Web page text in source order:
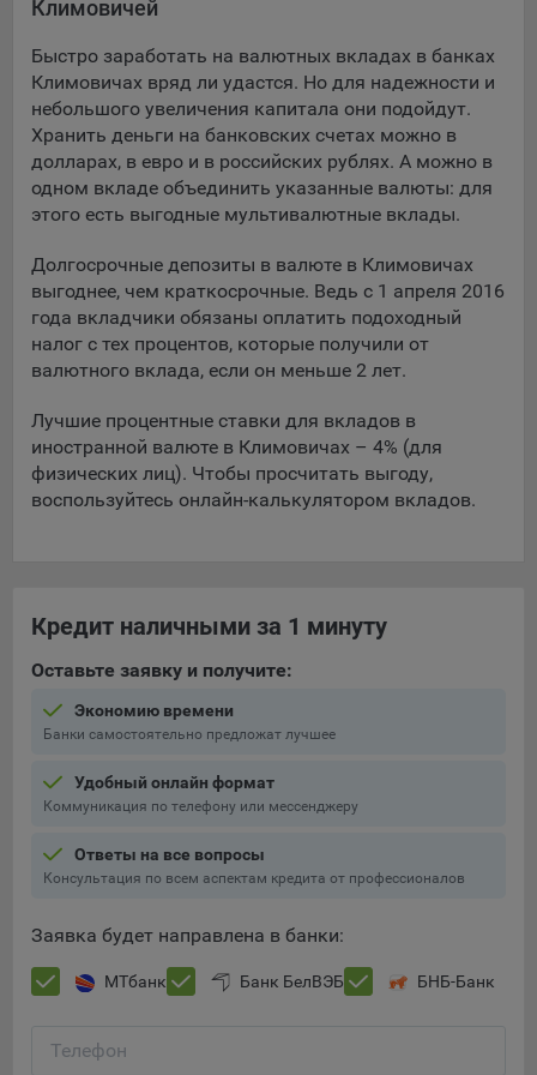
Подобные функции улучшают условия работы
9.3. Файлы cookie предпочтений, например, для настройки
контента. Данные файлы cookie собирают информацию о
выборе пользователя на сайте и его предпочтениях и
позволяют Обществу «запомнить» информацию о
выбранном пользователем городе и других местных
настройках для того, чтобы соответствующим образом
9.4. Аналитические файлы cookie, например
Яндекс.Метрика, Google Analytics. Данные файлы cookie
собирают информацию о том, как пользователь
использовал сайты, и позволяют Обществу вносить в них
улучшения.
Аналитические файлы cookie показывают, какие страницы
сайта Общества посещаются чаще всего, помогают
выявлять трудности, возникающие при использовании
сайта, а также позволяют оценить эффективность
9.5. Файлы cookie, применяемые для определения целевой
аудитории и в рекламных целях, например Яндекс.Метрика,
Технические/Функциональные, хранятся не более года;
Необходимые для функционирования веб-аналитических
платформ «Google Analytics», «Яндекс.Метрика»
передаются третьим лицам, часть из которых хранятся во
время пользования сайтом;
Остальные - не более года.
Отключение аналитических файлов cookie не позволяет
определять предпочтения пользователей сайта, в том числе
меры по совершенствованию работы сайта исходя из
Климовичей
Быстро заработать на валютных вкладах в банках
Климовичах вряд ли удастся. Но для надежности и
небольшого увеличения капитала они подойдут.
Хранить деньги на банковских счетах можно в
долларах, в евро и в российских рублях. А можно в
одном вкладе объединить указанные валюты: для
этого есть выгодные мультивалютные вклады.
Долгосрочные депозиты в валюте в Климовичах
выгоднее, чем краткосрочные. Ведь с 1 апреля 2016
года вкладчики обязаны оплатить подоходный
налог с тех процентов, которые получили от
валютного вклада, если он меньше 2 лет.
Лучшие процентные ставки для вкладов в
иностранной валюте в Климовичах – 4% (для
физических лиц). Чтобы просчитать выгоду,
воспользуйтесь онлайн-калькулятором вкладов.
Кредит наличными за 1 минуту
Оставьте заявку и получите:
Экономию времени
Банки самостоятельно предложат лучшее
Удобный онлайн формат
Коммуникация по телефону или мессенджеру
Ответы на все вопросы
Консультация по всем аспектам кредита от профессионалов
Заявка будет направлена в банки:
МТбанк Банк БелВЭБ БНБ-Банк
Телефон